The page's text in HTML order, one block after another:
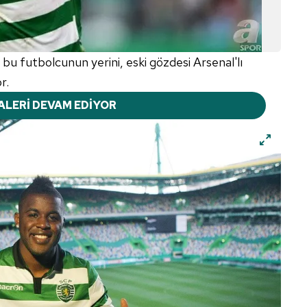
futbolcunun yerini, eski gözdesi Arsenal'lı
DEVAM EDİYOR